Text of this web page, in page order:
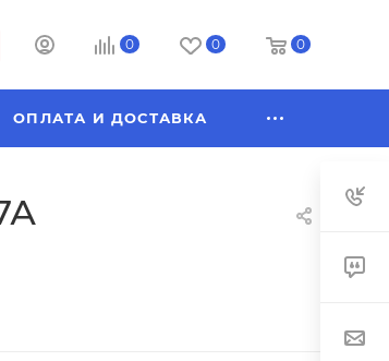
0 0 0
ОПЛАТА И ДОСТАВКА